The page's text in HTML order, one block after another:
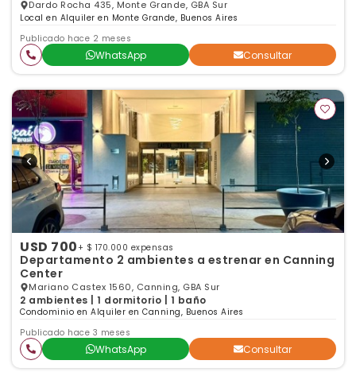
Dardo Rocha 435, Monte Grande, GBA Sur
Local en Alquiler en Monte Grande, Buenos Aires
Publicado hace 2 meses
WhatsApp Consultar
USD 700 + $ 170.000 expensas
Departamento 2 ambientes a estrenar en Canning
Center
Mariano Castex 1560, Canning, GBA Sur
2 ambientes | 1 dormitorio | 1 baño
Condominio en Alquiler en Canning, Buenos Aires
Publicado hace 3 meses
WhatsApp Consultar